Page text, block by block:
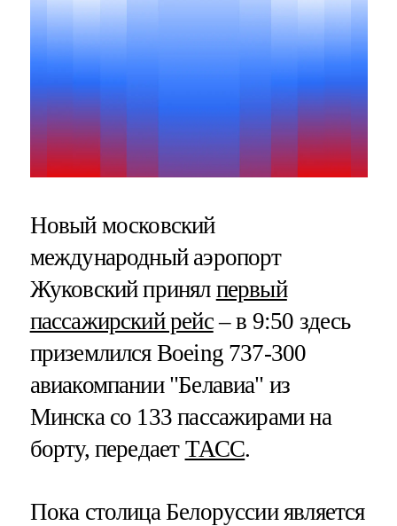
Новый московский
международный аэропорт
Жуковский принял первый
пассажирский рейс– в 9:50 здесь
приземлился Boeing 737-300
авиакомпании "Белавиа" из
Минска со 133 пассажирами на
борту, передает ТАСС.
Пока столица Белоруссии является